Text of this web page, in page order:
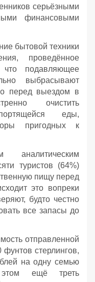
серьёзными
финансовыми
бытовой техники
проведённое
что подавляющее
выбрасывают
перед выездом в
очистить
еды,
пригодных к
аналитическим
туристов (64%)
пищу перед
это вопреки
будто честно
все запасы до
отправленной
стерлингов,
на одну семью
ещё треть